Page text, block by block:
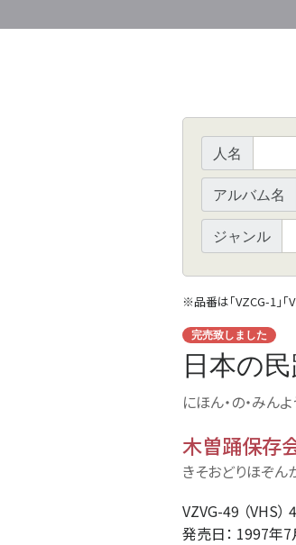
人名
アルバム名
ジャンル
※品番は「VZCG-1」「
完売致しました
日本の
にほん・の・みん
木曽踊保存
きそおどりほぞん
VZVG-49 （VHS）
発売日： 1997年7